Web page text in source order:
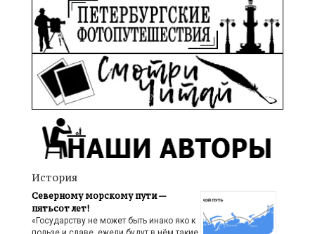
История
Северному морскому пути —
пятьсот лет!
«Государству не может быть инако яко к